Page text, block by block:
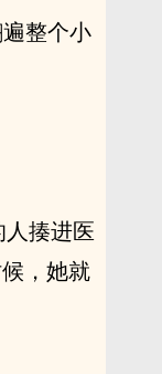
整个小
揍进医
，她就